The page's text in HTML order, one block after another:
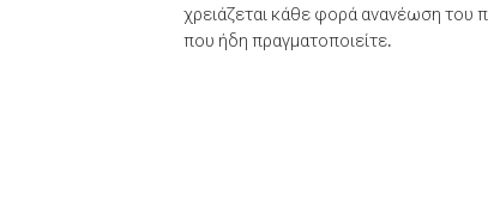
χρειάζεται κάθε φορά ανανέωση του
που ήδη πραγματοποιείτε.